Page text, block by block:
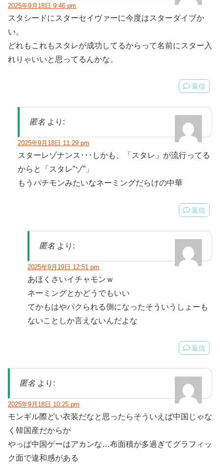
2025年9月18日 9:46 pm
スタシードにスターセイヴァーに今度はスターダイブか
い。
どれもこれもスタレが成功してるからって名前にスター入
れりゃいいと思ってるんかな。
返信
匿名 より:
2025年9月18日 11:29 pm
スターレゾナンス･･･しかも、「スタレ」が流行ってる
からと「スタレ”ゾ”」
もうパチモンみたいなネーミングだらけの中華
返信
匿名 より:
2025年9月19日 12:51 pm
あほくさいイチャモンｗ
ネーミングとかどうでもいい
てかもはやパクられる側になったそういうしょーも
ないことしか言えないんだよな
返信
匿名 より:
2025年9月18日 10:25 pm
モンギル際どい衣装だなと思ったらそういえば中国じゃな
く韓国産だからか
やっぱ中国ゲーはアカンな…布面積が多過ぎてグラフィッ
ク面で違和感がある